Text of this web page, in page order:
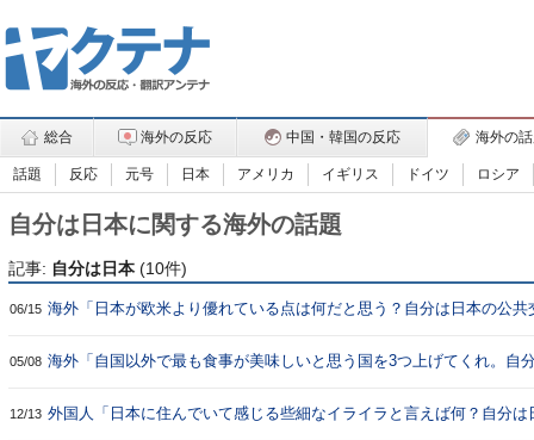
総合 海外の反応 中国・韓国の反応 海外の
話題 反応 元号 日本 アメリカ イギリス ドイツ ロシア
自分は日本に関する海外の話題
記事: 自分は日本 (10件)
06/15 海外「日本が欧米より優れている点は何だと思う？自分は日本の公共
05/08 海外「自国以外で最も食事が美味しいと思う国を3つ上げてくれ。自
12/13 外国人「日本に住んでいて感じる些細なイライラと言えば何？自分は